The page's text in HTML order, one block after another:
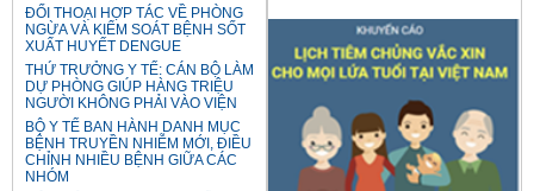
ĐỐI THOẠI HỢP TÁC VỀ PHÒNG
NGỪA VÀ KIỂM SOÁT BỆNH SỐT
XUẤT HUYẾT DENGUE
THỨ TRƯỞNG Y TẾ: CÁN BỘ LÀM
DỰ PHÒNG GIÚP HÀNG TRIỆU
NGƯỜI KHÔNG PHẢI VÀO VIỆN
BỘ Y TẾ BAN HÀNH DANH MỤC
BỆNH TRUYỀN NHIỄM MỚI, ĐIỀU
CHỈNH NHIỀU BỆNH GIỮA CÁC
NHÓM